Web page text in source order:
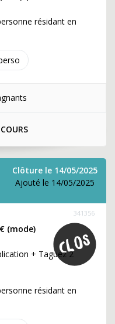
résidant en
Clôture le 14/05/2025
Ajouté le 14/05/2025
341356
(mode)
+ Taguez 2
résidant en